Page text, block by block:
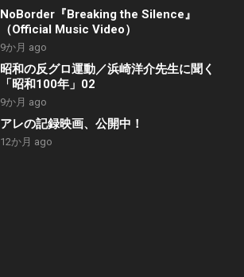
NoBorder『Breaking the Silence』
（Official Music Video）
9か月 ago
昭和の反グロ運動／浜崎洋介先生に聞く
「昭和100年」02
9か月 ago
アレの記録映画、公開中！
12か月 ago